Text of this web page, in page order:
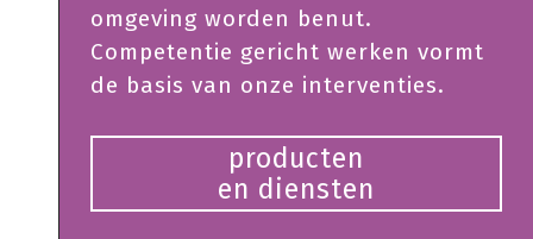
omgeving worden benut.
Competentie gericht werken vormt
de basis van onze interventies.
producten
en diensten